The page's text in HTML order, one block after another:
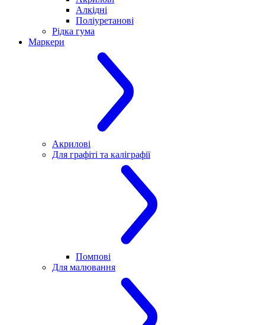
Алкідні
Поліуретанові
Рідка гума
Маркери
Акрилові
Для графіті та каліграфії
Помпові
Для малювання